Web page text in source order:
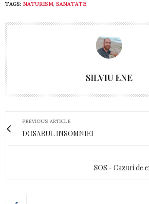
TAGS: NATURISM, SANATATE
SILVIU ENE
PREVIOUS ARTICLE
DOSARUL INSOMNIEI
SOS - Cazuri de